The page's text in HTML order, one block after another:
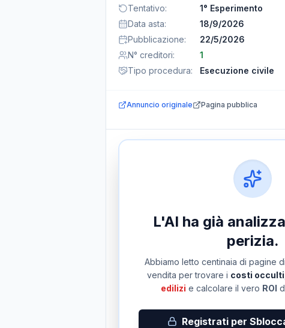
Tentativo:
1° Esperimento
Data asta:
18/9/2026
Pubblicazione:
22/5/2026
N° creditori:
1
Tipo procedura: Esecuzione civile
Annuncio originale Pagina pubblica
L'AI ha già
perizia.
Abbiamo letto centinaia di pagine
vendita per trovare i costi occulti
edilizi e calcolare il vero ROI
Registrati per